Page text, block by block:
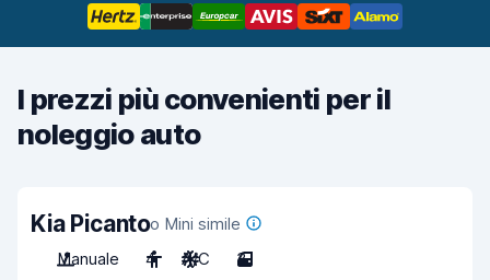
I prezzi più convenienti per il
noleggio auto
Kia Picantoo Mini simile
Manuale
4 A/C 3